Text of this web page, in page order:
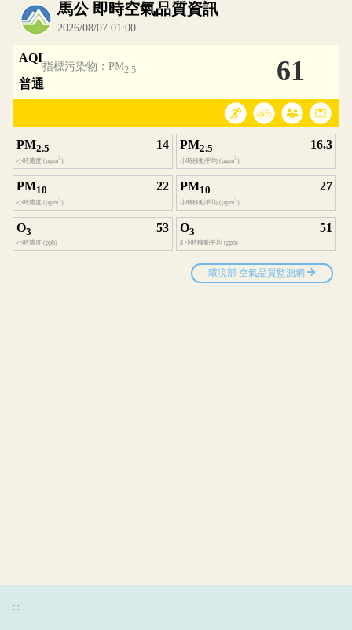
內嵌空氣品質小工具為視覺預覽，完整即時空
:::